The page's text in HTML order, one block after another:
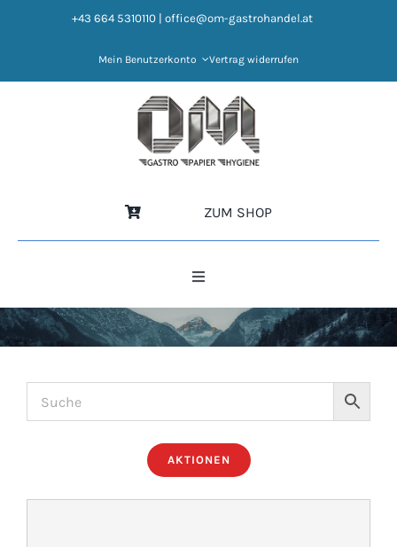
+43 664 5310110 office@om-gastrohandel.at
Mein Benutzerkonto Vertrag widerrufen
ZUM SHOP
Toggle
HOME
NEWS
IMBISSANHÄNGER
AKTIONEN